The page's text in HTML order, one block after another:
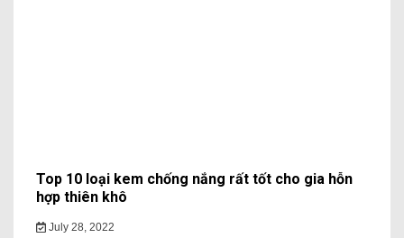
Top 10 loại kem chống nắng rất tốt cho gia hỗn
hợp thiên khô
July 28, 2022